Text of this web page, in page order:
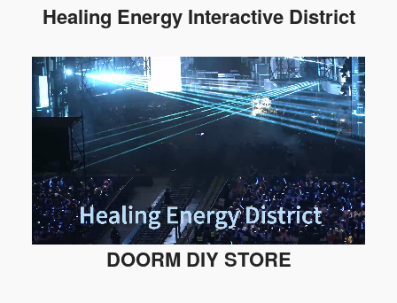
Healing Energy Interactive District
DOORM DIY STORE